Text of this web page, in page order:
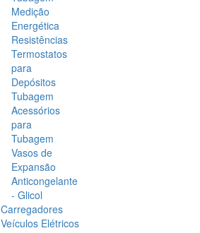
Medição
Energética
Resistências
Termostatos
para
Depósitos
Tubagem
Acessórios
para
Tubagem
Vasos de
Expansão
Anticongelante
- Glicol
Carregadores
Veículos Elétricos